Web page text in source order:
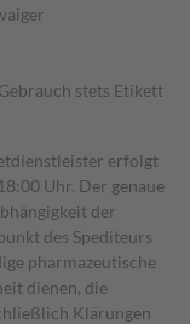
stets Etikett
erfolgt
Uhr. Der genaue
der
des Spediteurs
pharmazeutische
dienen, die
Klärungen